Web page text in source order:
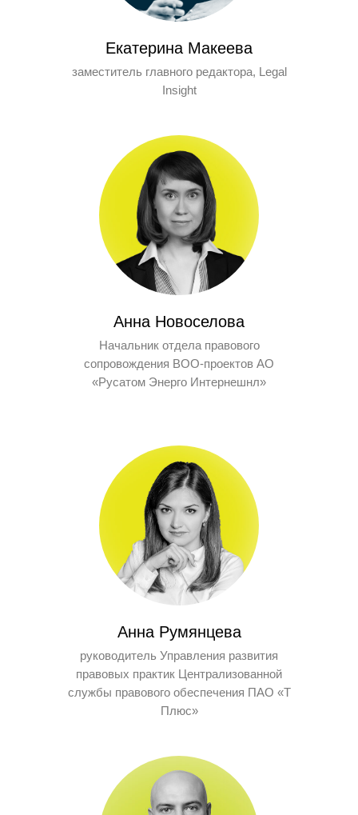
Екатерина Макеева
заместитель главного редактора, Legal
Insight
Анна Новоселова
Начальник отдела правового
сопровождения BOO-проектов АО
«Русатом Энерго Интернешнл»
Анна Румянцева
руководитель Управления развития
правовых практик Централизованной
службы правового обеспечения ПАО «Т
Плюс»